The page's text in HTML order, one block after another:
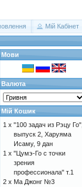
Мій Кабінет
Мови
Валюта
Мій Кошик
1 x "100 задач из Рэцу Го",
выпуск 2, Харуяма
Исаму, 9 дан
1 x "Цумэ-Го с точки
зрения
профессионала" т.1
2 x Ма Джонг №3